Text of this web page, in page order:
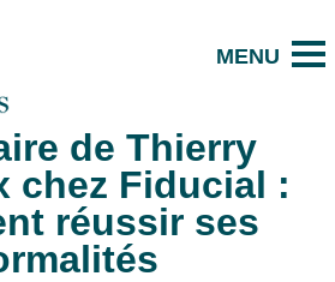
de Thierry
chez Fiducial :
réussir ses